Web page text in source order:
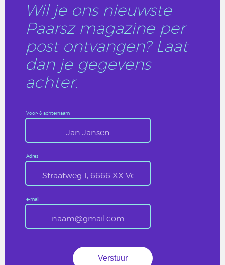
Wil je ons nieuwste
Paarsz magazine per
post ontvangen? Laat
dan je gegevens
achter.
Voor- & achternaam
Adres
e-mail